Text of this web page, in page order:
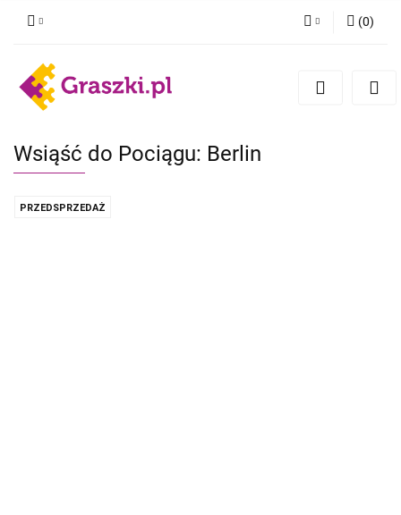
Zarejestruj się
Zgody cookies
(0)
Wsiąść do Pociągu: Berlin
PRZEDSPRZEDAŻ